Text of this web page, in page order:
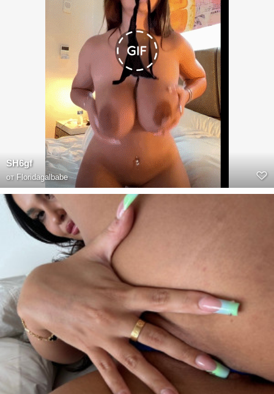
SH6gf
от Floridagalbabe